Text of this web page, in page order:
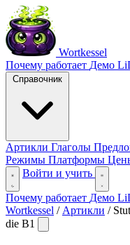
Wortkessel
Почему работает Демо
Справочник
Артикли Глаголы
Режимы Платформы
Войти и учить
Почему работает Демо
Wortkessel / Артикли /
die B1